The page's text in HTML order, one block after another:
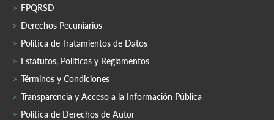
FPQRSD
Derechos Pecuniarios
Política de Tratamientos de Datos
Estatutos, Políticas y Reglamentos
Términos y Condiciones
Transparencia y Acceso a la Información Pública
Política de Derechos de Autor